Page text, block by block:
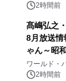
2時間前
髙嶋弘之
8月放送情
ゃん～昭
～』 毎週
ゥエルビで
ワールド・
社 2時間前